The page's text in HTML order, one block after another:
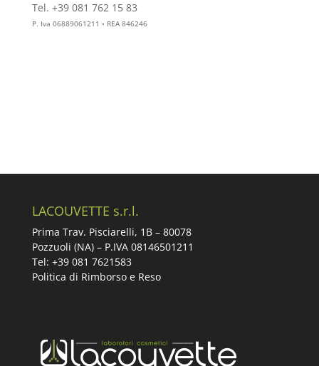
Tel. +39 081 762 15 83
P. Iva 06889061211 • REA 846246
LACOUVETTE s.r.l.
Prima Trav. Pisciarelli, 1B – 80078
Pozzuoli (NA) – P.IVA 08146501211
Tel: +39 081 7621583
Politica di Rimborso e Reso